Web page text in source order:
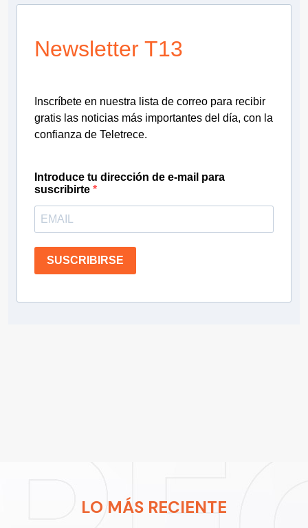
Newsletter T13
Inscríbete en nuestra lista de correo para recibir
gratis las noticias más importantes del día, con la
confianza de Teletrece.
Introduce tu dirección de e-mail para
suscribirte
SUSCRIBIRSE
LO MÁS RECIENTE